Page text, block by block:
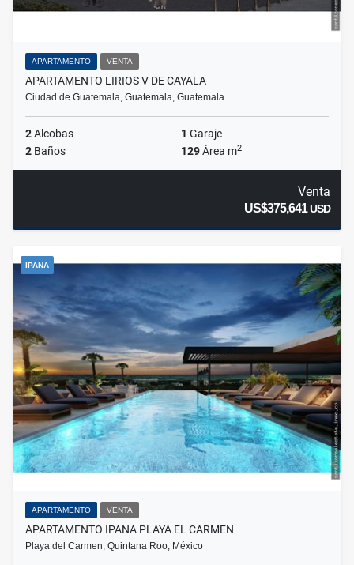
APARTAMENTO VENTA
APARTAMENTO LIRIOS V DE CAYALA
Ciudad de Guatemala, Guatemala, Guatemala
2Alcobas 1 Garaje
2 Baños 129Área m2
Venta
US$375,641USD
IPANA
APARTAMENTO VENTA
APARTAMENTO IPANA PLAYA EL CARMEN
Playa del Carmen, Quintana Roo, México